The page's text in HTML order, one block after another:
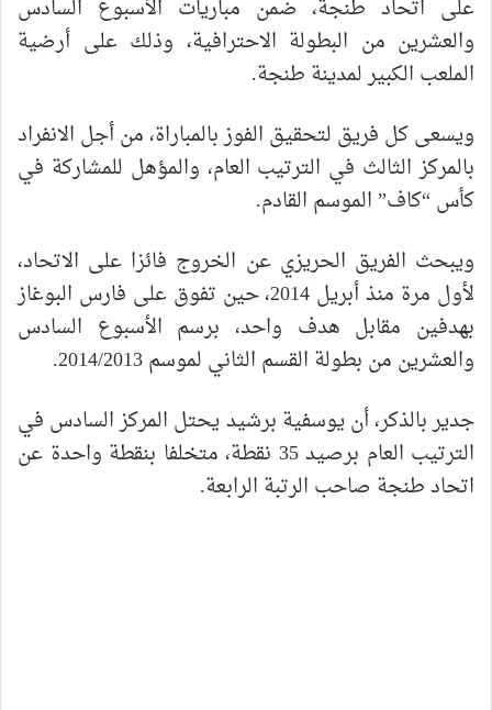
على اتحاد طنجة، ضمن مباريات الأسبوع السادس
والعشرين من البطولة الاحترافية، وذلك على أرضية
الملعب الكبير لمدينة طنجة.
ويسعى كل فريق لتحقيق الفوز بالمباراة، من أجل الانفراد
بالمركز الثالث في الترتيب العام، والمؤهل للمشاركة في
كأس “كاف” الموسم القادم.
ويبحث الفريق الحريزي عن الخروج فائزا على الاتحاد،
لأول مرة منذ أبريل 2014، حين تفوق على فارس البوغاز
بهدفين مقابل هدف واحد، برسم الأسبوع السادس
والعشرين من بطولة القسم الثاني لموسم 2014/2013.
جدير بالذكر، أن يوسفية برشيد يحتل المركز السادس في
الترتيب العام برصيد 35 نقطة، متخلفا بنقطة واحدة عن
اتحاد طنجة صاحب الرتبة الرابعة.